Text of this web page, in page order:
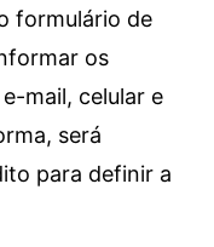
formulário de
os
mail, celular e
será
para definir a